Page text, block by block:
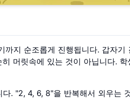
지 순조롭게 진행됩니다. 갑자
머릿속에 있는 것이 아닙니다.
. "2, 4, 6, 8"을 반복해서 외우는